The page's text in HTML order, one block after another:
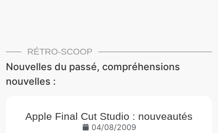
RÉTRO-SCOOP
Nouvelles du passé, compréhensions
nouvelles :
Apple Final Cut Studio : nouveautés
04/08/2009